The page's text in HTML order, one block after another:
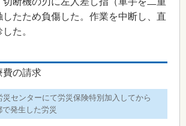
したため負傷した。作業を中断し、直
た。
費の請求
センターにて労災保険特別加入してから
発生した労災